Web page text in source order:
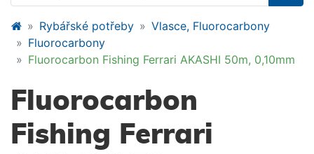
Rybářské potřeby
Vlasce, Fluorocarbony
Fluorocarbony
Fluorocarbon Fishing Ferrari AKASHI 50m, 0,10mm
Fluorocarbon
Fishing Ferrari